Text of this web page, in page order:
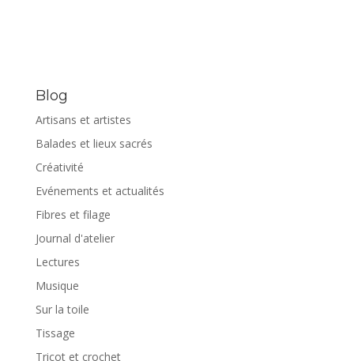
Blog
Artisans et artistes
Balades et lieux sacrés
Créativité
Evénements et actualités
Fibres et filage
Journal d'atelier
Lectures
Musique
Sur la toile
Tissage
Tricot et crochet